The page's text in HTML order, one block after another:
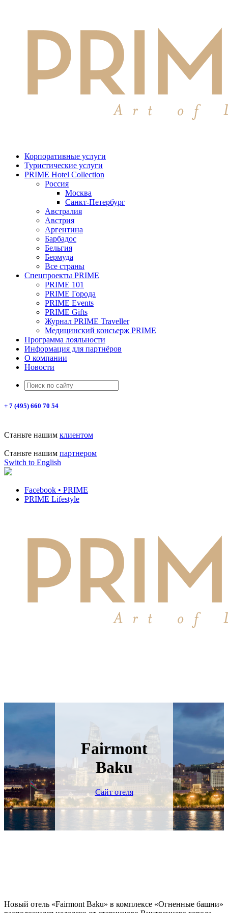
Корпоративные услуги
Туристические услуги
PRIME Hotel Collection
Россия
Москва
Санкт-Петербург
Австралия
Австрия
Аргентина
Барбадос
Бельгия
Бермуда
Все страны
Спецпроекты PRIME
PRIME 101
PRIME Города
PRIME Events
PRIME Gifts
Журнал PRIME Traveller
Медицинский консьерж PRIME
Программа лояльности
Информация для партнёров
О компании
Новости
+ 7 (495) 660 70 54
Станьте нашим клиентом
Станьте нашим партнером
Switch to English
Facebook • PRIME
PRIME Lifestyle
Fairmont
Baku
Сайт отеля
Новый отель «Fairmont Baku» в комплексе «Огненные башни»